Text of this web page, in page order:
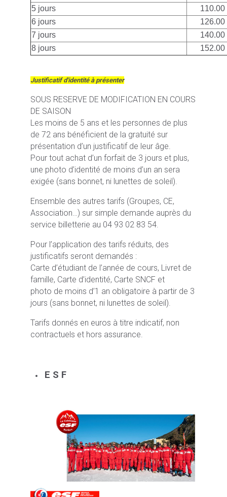
5 jours
110.00
6 jours
126.00
7 jours
140.00
8 jours
152.00
Justificatif d'identité à présenter
SOUS RESERVE DE MODIFICATION EN COURS
DE SAISON
Les moins de 5 ans et les personnes de plus
de 72 ans bénéficient de la gratuité sur
présentation d’un justificatif de leur âge.
Pour tout achat d’un forfait de 3 jours et plus,
une photo d’identité de moins d’un an sera
exigée (sans bonnet, ni lunettes de soleil).
Ensemble des autres tarifs (Groupes, CE,
Association…) sur simple demande auprès du
service billetterie au 04 93 02 83 54.
Pour l’application des tarifs réduits, des
justificatifs seront demandés :
Carte d’étudiant de l’année de cours, Livret de
famille, Carte d’identité, Carte SNCF et
photo de moins d’1 an obligatoire à partir de 3
jours (sans bonnet, ni lunettes de soleil).
Tarifs donnés en euros à titre indicatif, non
contractuels et hors assurance.
E S F